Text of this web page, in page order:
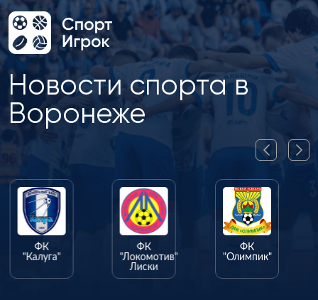
Новости спорта в
Воронеже
ФК
"Калуга"
ФК
"Локомотив"
Лиски
ФК
"Олимпик"